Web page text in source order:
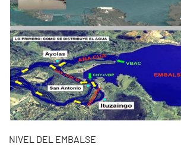
NIVEL DEL EMBALSE